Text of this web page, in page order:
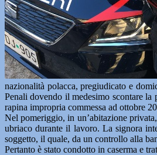
nazionalità polacca, pregiudicato e
Penali dovendo il medesimo scontare
rapina impropria commessa ad ottobre
Nel pomeriggio, in un’abitazione
ubriaco durante il lavoro. La signora
soggetto, il quale, da un controllo alla
Pertanto è stato condotto in caserma e